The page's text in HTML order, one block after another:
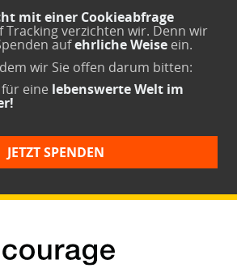
mit einer Cookieabfrage
Tracking verzichten wir. Denn wir
aufehrliche Weise ein.
wir Sie offen darum bitten:
für eine lebenswerte Welt im
JETZT SPENDEN